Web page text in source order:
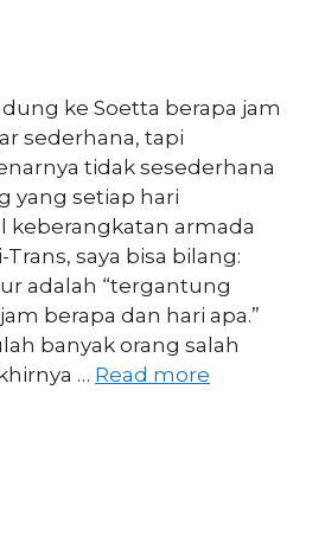
ke Soetta berapa jam
sederhana, tapi
tidak sesederhana
yang setiap hari
keberangkatan armada
saya bisa bilang:
adalah “tergantung
berapa dan hari apa.”
banyak orang salah
… Read more